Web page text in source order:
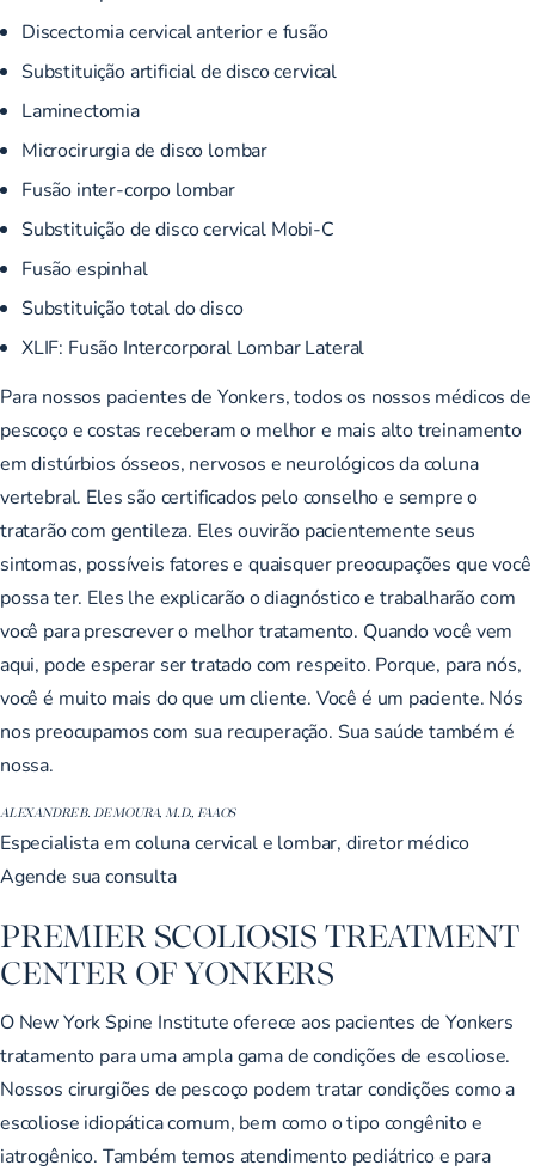
Discectomia cervical anterior e fusão
Substituição artificial de disco cervical
Laminectomia
Microcirurgia de disco lombar
Fusão inter-corpo lombar
Substituição de disco cervical Mobi-C
Fusão espinhal
Substituição total do disco
XLIF: Fusão Intercorporal Lombar Lateral
Para nossos pacientes de Yonkers, todos os nossos médicos de
pescoço e costas receberam o melhor e mais alto treinamento
em distúrbios ósseos, nervosos e neurológicos da coluna
vertebral. Eles são certificados pelo conselho e sempre o
tratarão com gentileza. Eles ouvirão pacientemente seus
sintomas, possíveis fatores e quaisquer preocupações que você
possa ter. Eles lhe explicarão o diagnóstico e trabalharão com
você para prescrever o melhor tratamento. Quando você vem
aqui, pode esperar ser tratado com respeito. Porque, para nós,
você é muito mais do que um cliente. Você é um paciente. Nós
nos preocupamos com sua recuperação. Sua saúde também é
nossa.
ALEXANDRE B. DE MOURA, M.D., FAAOS
Especialista em coluna cervical e lombar, diretor médico
Agende sua consulta
PREMIER SCOLIOSIS TREATMENT
CENTER OF YONKERS
O New York Spine Institute oferece aos pacientes de Yonkers
tratamento para uma ampla gama de condições de escoliose.
Nossos cirurgiões de pescoço podem tratar condições como a
escoliose idiopática comum, bem como o tipo congênito e
iatrogênico. Também temos atendimento pediátrico e para